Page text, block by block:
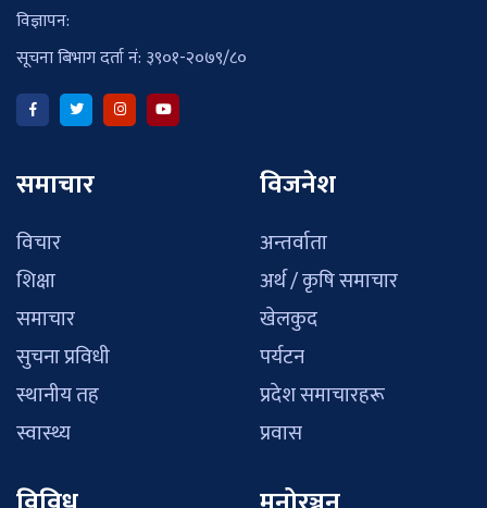
विज्ञापन:
सूचना बिभाग दर्ता नं: ३९०१-२०७९/८०
समाचार
विचार
शिक्षा
समाचार
सुचना प्रविधी
स्थानीय तह
स्वास्थ्य
विजनेश
अन्तर्वाता
अर्थ / कृषि समाचार
खेलकुद
पर्यटन
प्रदेश समाचारहरू
प्रवास